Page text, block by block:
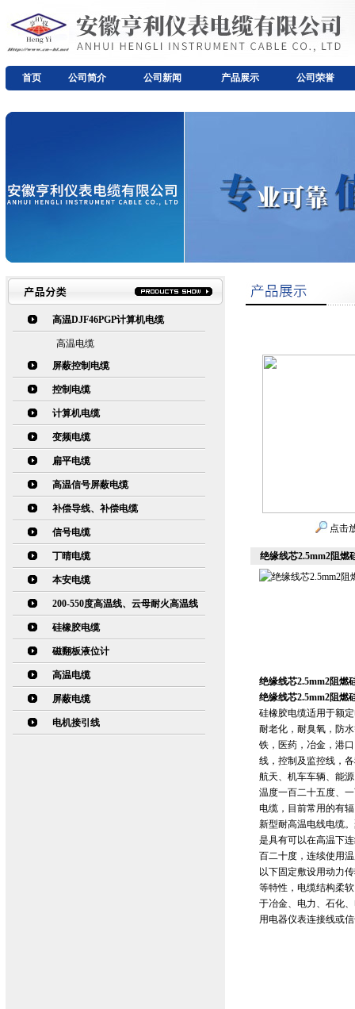
首页 公司简介 公司新闻 产品展示 公司荣誉
高温DJF46PGP计算机电缆
高温电缆
屏蔽控制电缆
控制电缆
计算机电缆
变频电缆
扁平电缆
高温信号屏蔽电缆
补偿导线、补偿电缆
信号电缆
丁晴电缆
本安电缆
200-550度高温线、云母耐火高温线
硅橡胶电缆
磁翻板液位计
高温电缆
屏蔽电缆
电机接引线
点击
绝缘线芯2.5mm2阻燃
绝缘线芯2.5mm2阻燃
绝缘线芯2.5mm2阻燃
硅橡胶电缆适用于额
耐老化，耐臭氧，防
铁，医药，冶金，港
线，控制及监控线，
航天、机车车辆、能
温度一百二十五度、
电缆，目前常用的有
新型耐高温电线电缆
是具有可以在高温下
百二十度，连续使用
以下固定敷设用动力
等特性，电缆结构柔
于冶金、电力、石化
用电器仪表连接线或